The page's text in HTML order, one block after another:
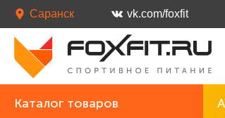
Саранск vk.com/foxfit
Каталог товаров